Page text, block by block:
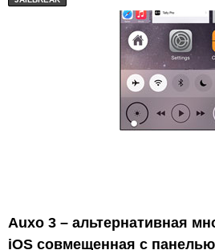
Auxo 3 – альтернативная
iOS совмещенная с